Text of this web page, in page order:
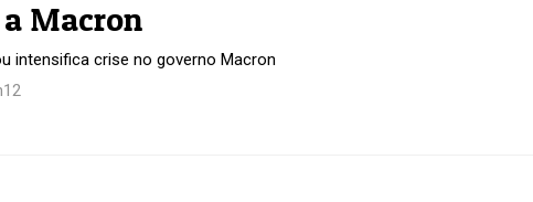
Macron
intensifica crise no governo Macron